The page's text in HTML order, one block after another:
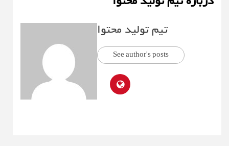
تیم تولید محتوا
See author's posts